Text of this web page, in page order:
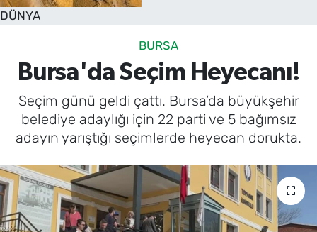
DÜNYA
BURSA
Bursa'da Seçim Heyecanı!
Seçim günü geldi çattı. Bursa’da büyükşehir
belediye adaylığı için 22 parti ve 5 bağımsız
adayın yarıştığı seçimlerde heyecan dorukta.